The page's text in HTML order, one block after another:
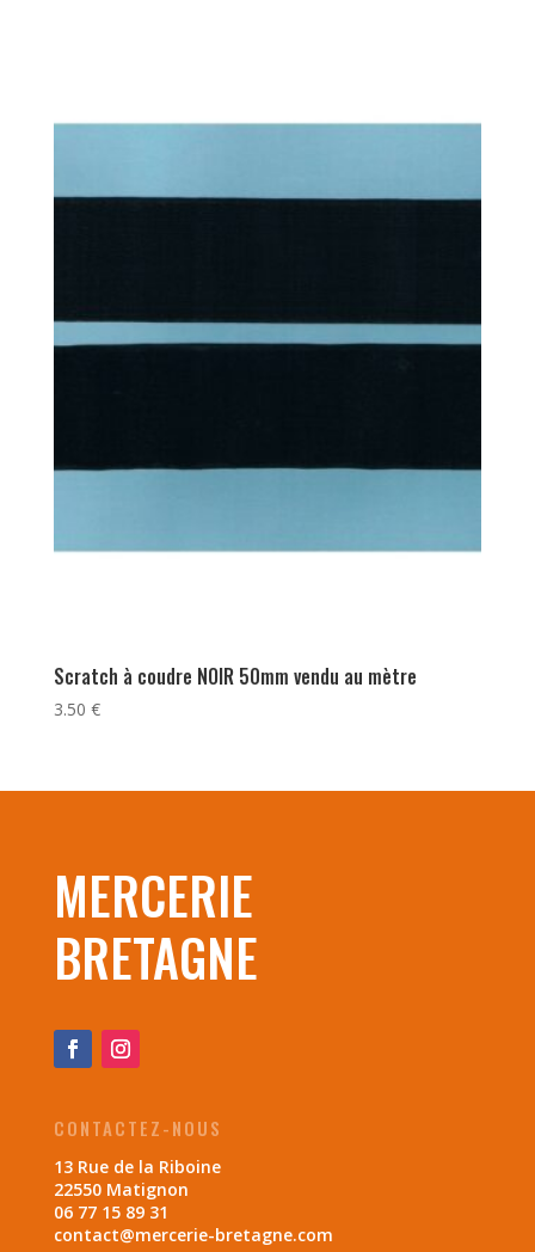
Scratch à coudre NOIR 50mm vendu au mètre
3.50 €
MERCERIE
BRETAGNE
CONTACTEZ-NOUS
13 Rue de la Riboine
22550 Matignon
06 77 15 89 31
contact@mercerie-bretagne.com